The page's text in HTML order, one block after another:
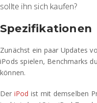
sollte ihn sich kaufen?
Spezifikationen
Zunächst ein paar Updates
iPods spielen, Benchmarks
können.
Der iPod ist mit demselben